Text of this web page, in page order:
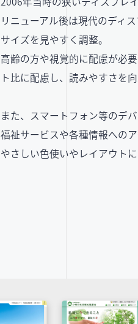
リニューアル後は現代のディ
サイズを見やすく調整。
高齢の方や視覚的に配慮が必
ト比に配慮し、読みやすさを
また、スマートフォン等のデ
福祉サービスや各種情報への
やさしい色使いやレイアウト